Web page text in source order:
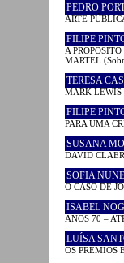
PEDRO
ARTE
FILIPE
A PROPÓSITO
MARTEL
TERESA
MARK LEWIS
FILIPE
PARA UMA
SUSANA
DAVID
SOFIA
O CASO DE
ISABEL
ANOS 70 –
LUÍSA
OS PRÉMIOS